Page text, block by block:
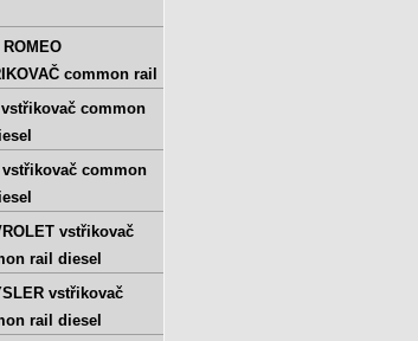
common rail
vstřikovač common
vstřikovač common
vstřikovač
rail diesel
vstřikovač
rail diesel